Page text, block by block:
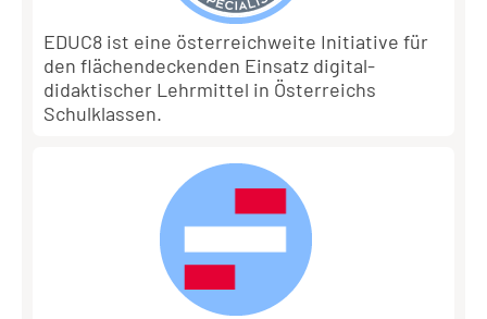
EDUC8 ist eine österreichweite Initiative für
den flächendeckenden Einsatz digital-
didaktischer Lehrmittel in Österreichs
Schulklassen.